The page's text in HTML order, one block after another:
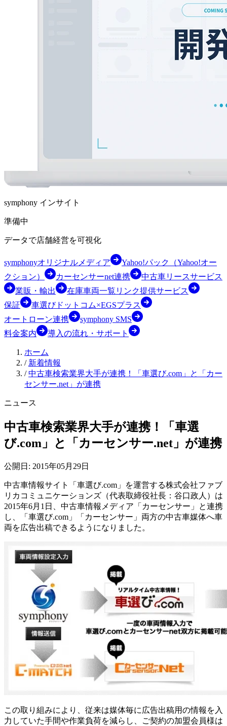
symphony インサイト
準備中
データで店舗経営を可視化
symphonyオリジナルメディア
Yahoo!パック（Yahoo!オー
クション）
カーセンサーnet連携
中古車リースサービス
業販・輸出
在庫車両一覧リンク提供サービス
保証
車選びドットコム×EGSプラス
オートローン連携
symphony SMS
料金案内
導入の流れ・サポート
ホーム
/ 新着情報
/ 中古車検索業界大手が連携！「車選び.com」と「カー
センサー.net」が連携
ニュース
中古車検索業界大手が連携！「車選
び.com」と「カーセンサー.net」が連携
公開日: 2015年05月29日
中古車情報サイト「車選び.com」を運営する株式会社ファブ
リカコミュニケーションズ（代表取締役社長：谷口政人）は
2015年6月1日、中古車情報メディア「カーセンサー」と連携
し、「車選び.com」「カーセンサー」両方の中古車媒体へ車
両を広告出稿できるようになりました。
この取り組みにより、従来は媒体毎に広告出稿用の情報を入
力していた手間や作業負荷を減らし、ご契約の加盟会員様は